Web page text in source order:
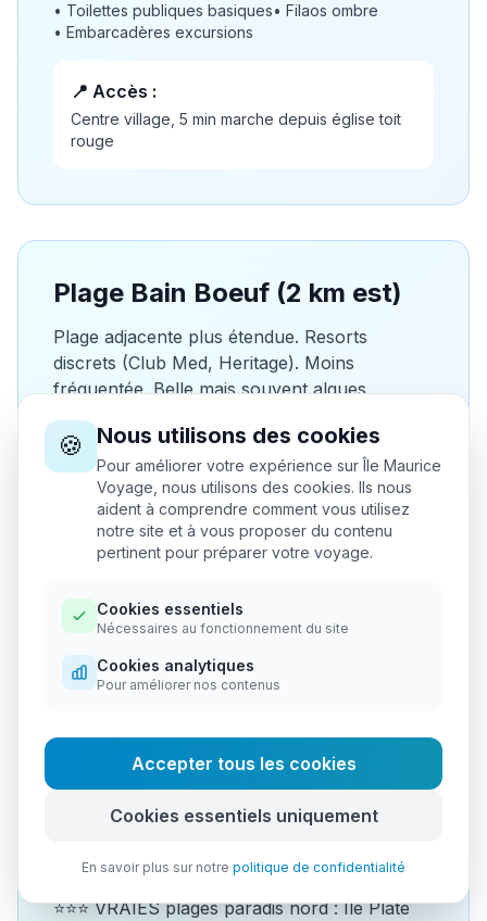
• Toilettes publiques basiques• Filaos ombre
• Embarcadères excursions
📍 Accès :
Centre village, 5 min marche depuis église toit
rouge
Plage Bain Boeuf (2 km est)
Plage adjacente plus étendue. Resorts
discrets (Club Med, Heritage). Moins
fréquentée. Belle mais souvent algues
(naturel). Vue Coin de Mire excellente.
✨ Idéal pour :
Calme Marche plage Vue îlots Éviter foule
🏪 Équipements :
📍 Accès :
2 km est Cap Malheureux, route côtière
Îles nord (excursions
catamaran)
⭐⭐⭐ VRAIES plages paradis nord : Île Plate
🍪 Nous utilisons des cookies
Pour améliorer votre expérience sur Île Maurice
Voyage, nous utilisons des cookies. Ils nous
aident à comprendre comment vous utilisez
notre site et à vous proposer du contenu
pertinent pour préparer votre voyage.
Cookies essentiels
Nécessaires au fonctionnement du site
Cookies analytiques
Pour améliorer nos contenus
Accepter tous les cookies
Cookies essentiels uniquement
En savoir plus sur notre politique de confidentialité